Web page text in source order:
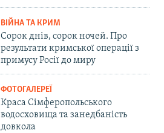
ВІЙНА ТА КРИМ
Сорок днів, сорок ночей. Про
результати кримської операції з
примусу Росії до миру
ФОТОГАЛЕРЕЇ
Краса Сімферопольського
водосховища та занедбаність
довкола